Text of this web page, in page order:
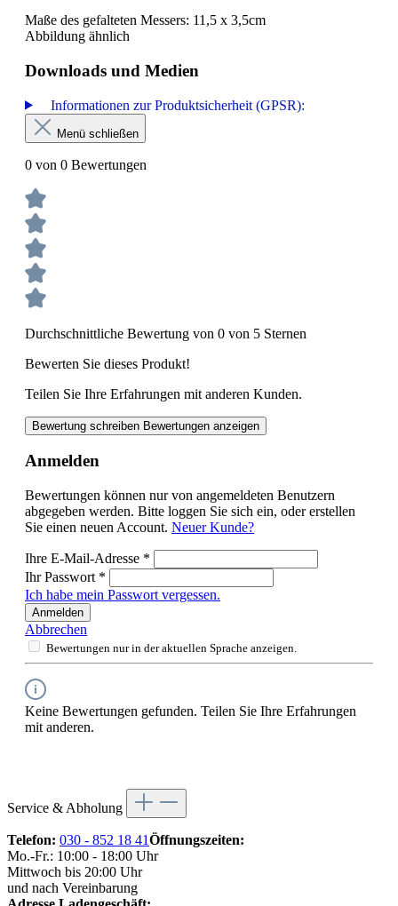
Maße des gefalteten Messers: 11,5 x 3,5cm
Abbildung ähnlich
Downloads und Medien
Informationen zur Produktsicherheit (GPSR):
Menü schließen
0 von 0 Bewertungen
Durchschnittliche Bewertung von 0 von 5 Sternen
Bewerten Sie dieses Produkt!
Teilen Sie Ihre Erfahrungen mit anderen Kunden.
Bewertung schreiben Bewertungen anzeigen
Anmelden
Bewertungen können nur von angemeldeten Benutzern
abgegeben werden. Bitte loggen Sie sich ein, oder erstellen
Sie einen neuen Account. Neuer Kunde?
Ihre E-Mail-Adresse *
Ihr Passwort *
Ich habe mein Passwort vergessen.
Anmelden
Abbrechen
Bewertungen nur in der aktuellen Sprache anzeigen.
Keine Bewertungen gefunden. Teilen Sie Ihre Erfahrungen
mit anderen.
Service & Abholung
Telefon: 030 - 852 18 41Öffnungszeiten:
Mo.-Fr.: 10:00 - 18:00 Uhr
Mittwoch bis 20:00 Uhr
und nach Vereinbarung